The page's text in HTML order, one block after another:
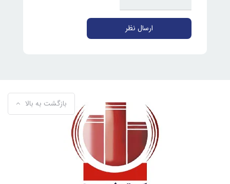
ارسال نظر
بازگشت به بالا